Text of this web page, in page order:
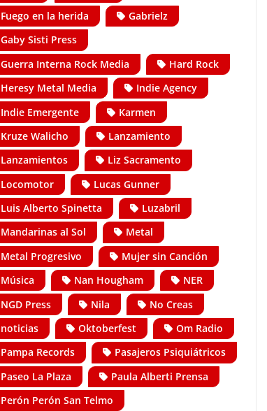
Fuego en la herida
Gabrielz
Gaby Sisti Press
Guerra Interna Rock Media
Hard Rock
Heresy Metal Media
Indie Agency
Indie Emergente
Karmen
Kruze Walicho
Lanzamiento
Lanzamientos
Liz Sacramento
Locomotor
Lucas Gunner
Luis Alberto Spinetta
Luzabril
Mandarinas al Sol
Metal
Metal Progresivo
Mujer sin Canción
Música
Nan Hougham
NER
NGD Press
Nila
No Creas
noticias
Oktoberfest
Om Radio
Pampa Records
Pasajeros Psiquiátricos
Paseo La Plaza
Paula Alberti Prensa
Perón Perón San Telmo